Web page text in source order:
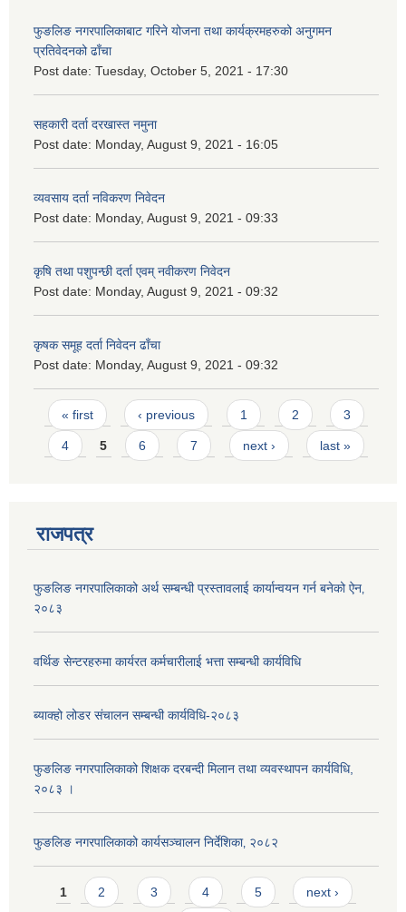
फुङलिङ नगरपालिकाबाट गरिने योजना तथा कार्यक्रमहरुको अनुगमन
प्रतिवेदनको ढाँचा
Post date: Tuesday, October 5, 2021 - 17:30
सहकारी दर्ता दरखास्त नमुना
Post date: Monday, August 9, 2021 - 16:05
व्यवसाय दर्ता नविकरण निवेदन
Post date: Monday, August 9, 2021 - 09:33
कृषि तथा पशुपन्छी दर्ता एवम् नवीकरण निवेदन
Post date: Monday, August 9, 2021 - 09:32
कृषक समूह दर्ता निवेदन ढाँचा
Post date: Monday, August 9, 2021 - 09:32
Pages
« first ‹ previous 1 2 3
4 5 6 7 next › last »
राजपत्र
फुङलिङ नगरपालिकाको अर्थ सम्बन्धी प्रस्तावलाई कार्यान्वयन गर्न बनेको ऐन‚
२०८३
वर्थिङ सेन्टरहरुमा कार्यरत कर्मचारीलाई भत्ता सम्बन्धी कार्यविधि
ब्याक्हो लोडर संचालन सम्बन्धी कार्यविधि-२०८३
फुङलिङ नगरपालिकाको शिक्षक दरबन्दी मिलान तथा व्यवस्थापन कार्यविधि,
२०८३ ।
फुङलिङ नगरपालिकाको कार्यसञ्चालन निर्देशिका‚ २०८२
Pages
1 2 3 4 5 next ›